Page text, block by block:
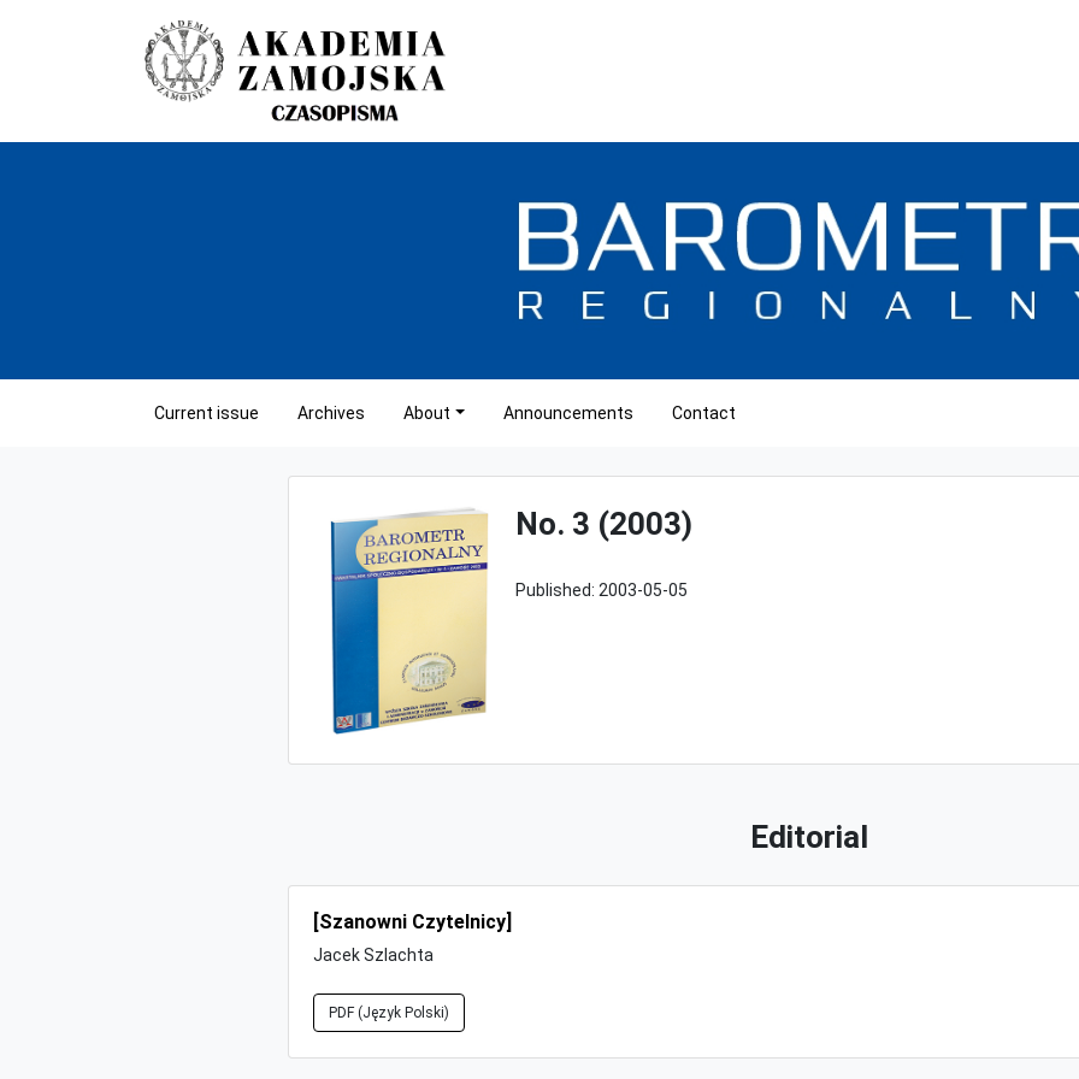
Current issue Archives About Announcements Contact
No. 3 (2003)
Published: 2003-05-05
Editorial
[Szanowni Czytelnicy]
Jacek Szlachta
PDF (Język Polski)